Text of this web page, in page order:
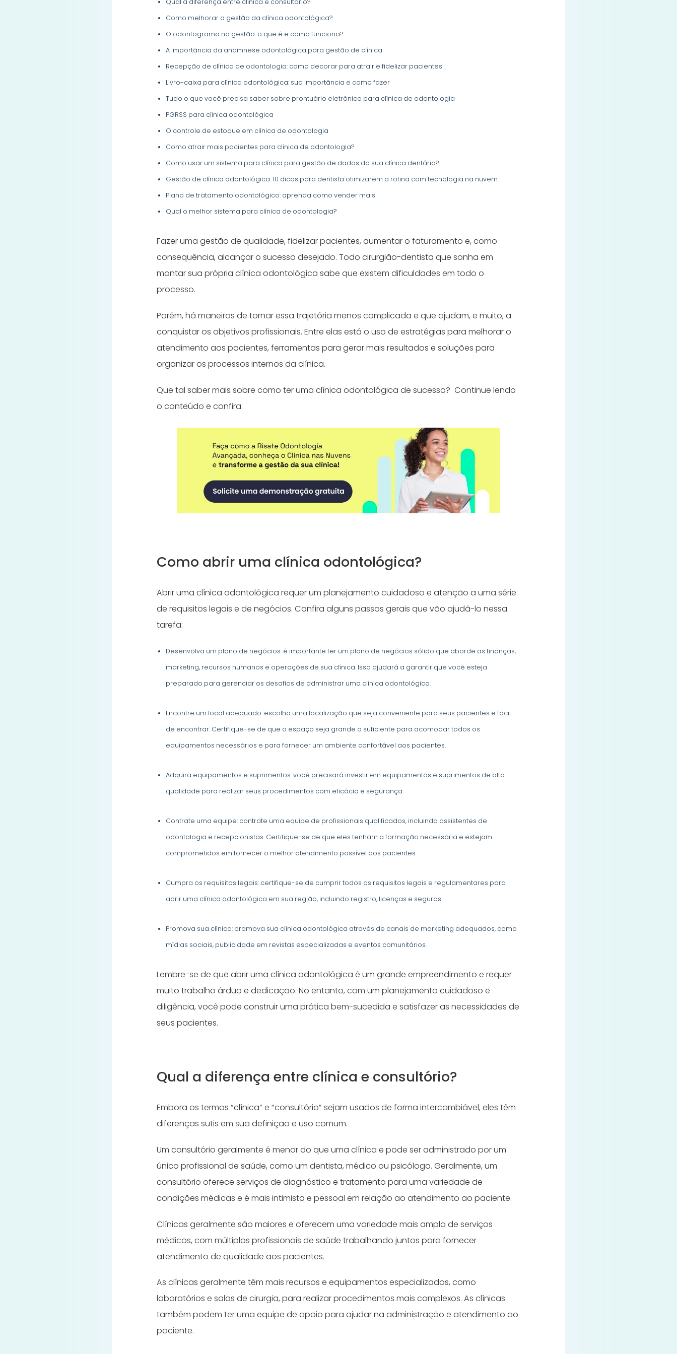
Qual a diferença entre clínica e consultório?
Como melhorar a gestão da clínica odontológica?
O odontograma na gestão: o que é e como funciona?
A importância da anamnese odontológica para gestão de clínica
Recepção de clínica de odontologia: como decorar para atrair e fidelizar pacientes
Livro-caixa para clínica odontológica: sua importância e como fazer
Tudo o que você precisa saber sobre prontuário eletrônico para clínica de odontologia
PGRSS para clínica odontológica
O controle de estoque em clínica de odontologia
Como atrair mais pacientes para clínica de odontologia?
Como usar um sistema para clínica para gestão de dados da sua clínica dentária?
Gestão de clínica odontológica: 10 dicas para dentista otimizarem a rotina com tecnologia na nuvem
Plano de tratamento odontológico: aprenda como vender mais
Qual o melhor sistema para clínica de odontologia?
Fazer uma gestão de qualidade, fidelizar pacientes, aumentar o faturamento e, como
consequência, alcançar o sucesso desejado. Todo cirurgião-dentista que sonha em
montar sua própria clínica odontológica sabe que existem dificuldades em todo o
processo.
Porém, há maneiras de tornar essa trajetória menos complicada e que ajudam, e muito, a
conquistar os objetivos profissionais. Entre elas está o uso de estratégias para melhorar o
atendimento aos pacientes, ferramentas para gerar mais resultados e soluções para
organizar os processos internos da clínica.
Que tal saber mais sobre como ter uma clínica odontológica de sucesso? Continue lendo
o conteúdo e confira.
Como abrir uma clínica odontológica?
Abrir uma clínica odontológica requer um planejamento cuidadoso e atenção a uma série
de requisitos legais e de negócios. Confira alguns passos gerais que vão ajudá-lo nessa
tarefa:
Desenvolva um plano de negócios: é importante ter um plano de negócios sólido que aborde as finanças,
marketing, recursos humanos e operações de sua clínica. Isso ajudará a garantir que você esteja
preparado para gerenciar os desafios de administrar uma clínica odontológica.
Encontre um local adequado: escolha uma localização que seja conveniente para seus pacientes e fácil
de encontrar. Certifique-se de que o espaço seja grande o suficiente para acomodar todos os
equipamentos necessários e para fornecer um ambiente confortável aos pacientes.
Adquira equipamentos e suprimentos: você precisará investir em equipamentos e suprimentos de alta
qualidade para realizar seus procedimentos com eficácia e segurança.
Contrate uma equipe: contrate uma equipe de profissionais qualificados, incluindo assistentes de
odontologia e recepcionistas. Certifique-se de que eles tenham a formação necessária e estejam
comprometidos em fornecer o melhor atendimento possível aos pacientes.
Cumpra os requisitos legais: certifique-se de cumprir todos os requisitos legais e regulamentares para
abrir uma clínica odontológica em sua região, incluindo registro, licenças e seguros.
Promova sua clínica: promova sua clínica odontológica através de canais de marketing adequados, como
mídias sociais, publicidade em revistas especializadas e eventos comunitários.
Lembre-se de que abrir uma clínica odontológica é um grande empreendimento e requer
muito trabalho árduo e dedicação. No entanto, com um planejamento cuidadoso e
diligência, você pode construir uma prática bem-sucedida e satisfazer as necessidades de
seus pacientes.
Qual a diferença entre clínica e consultório?
Embora os termos “clínica” e “consultório” sejam usados ​​de forma intercambiável, eles têm
diferenças sutis em sua definição e uso comum.
Um consultório geralmente é menor do que uma clínica e pode ser administrado por um
único profissional de saúde, como um dentista, médico ou psicólogo. Geralmente, um
consultório oferece serviços de diagnóstico e tratamento para uma variedade de
condições médicas e é mais intimista e pessoal em relação ao atendimento ao paciente.
Clínicas geralmente são maiores e oferecem uma variedade mais ampla de serviços
médicos, com múltiplos profissionais de saúde trabalhando juntos para fornecer
atendimento de qualidade aos pacientes.
As clínicas geralmente têm mais recursos e equipamentos especializados, como
laboratórios e salas de cirurgia, para realizar procedimentos mais complexos. As clínicas
também podem ter uma equipe de apoio para ajudar na administração e atendimento ao
paciente.